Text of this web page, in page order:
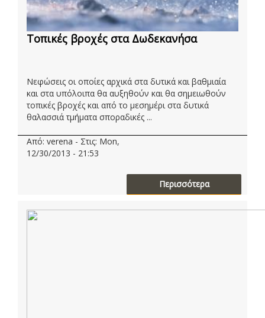
Τοπικές βροχές στα Δωδεκανήσα
Νεφώσεις οι οποίες αρχικά στα δυτικά και βαθμιαία
και στα υπόλοιπα θα αυξηθούν και θα σημειωθούν
τοπικές βροχές και από το μεσημέρι στα δυτικά
θαλασσιά τμήματα σποραδικές ...
Από: verena - Στις: Mon,
12/30/2013 - 21:53
Περισσότερα